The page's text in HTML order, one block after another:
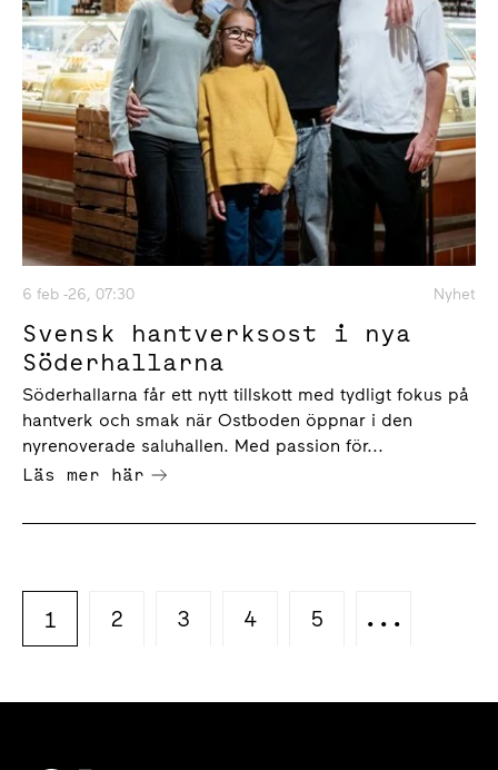
6 feb -26, 07:30 Nyhet
Svensk hantverksost i nya
Söderhallarna
Söderhallarna får ett nytt tillskott med tydligt fokus på
hantverk och smak när Ostboden öppnar i den
nyrenoverade saluhallen. Med passion för...
Läs mer här
1 2 3 4 5 ...